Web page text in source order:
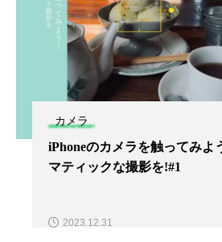
カメラ
iPhoneのカメラを触ってみよ
マティックな撮影を!#1
2023.12.31